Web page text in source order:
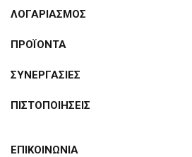
ΕΠΙΚΟΙΝΩΝΙΑ
ΛΟΓΑΡΙΑΣΜΟΣ
ΠΡΟΪΟΝΤΑ
ΣΥΝΕΡΓΑΣΙΕΣ
ΠΙΣΤΟΠΟΙΗΣΕΙΣ